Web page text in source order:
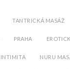
TANTRICKÁ MASÁŽ
PRAHA
INTIMITA NURU